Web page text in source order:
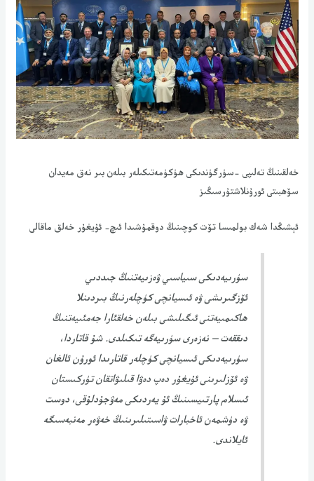
خەلقىنىڭ تەلىپى -سۈرگۈندىكى ھۈكۈمەتىكىلەر بىلەن بىر نەق مەيدان
سۆھبىتى ئورۇنلاشتۇرسىڭىز
ئېشىڭدا شەك بولمىسا تۆت كوچىنىڭ دوقمۇشىدا ئىچ- ئۇيغۇر خەلق ماقالى
سۈرىيەدىكى سىياسىي ۋەزىيەتنىڭ جىددىي
ئۆزگىرىشى ۋە ئىسيانچى كۈچلەرنىڭ بىردىنلا
ھاكىمىيەتنى ئىگىلىشى بىلەن خەلقئارا جەمئىيەتنىڭ
دىققەت – نەزەرى سۈرىيەگە تىكىلدى. شۇ قاتاردا،
سۈرىيەدىكى ئىسيانچى كۈچلەر قاتارىدا ئورۇن ئالغان
ۋە ئۆزلىرىنى ئۇيغۇر دەپ دەۋا قىلىۋاتقان تۈركىستان
ئىسلام پارتىيسىنىڭ ئۇ يەردىكى مەۋجۇدلۇقى، دوست
ۋە دۈشمەن ئاخبارات ۋاسىتىلىرىنىڭ خەۋەر مەنبەسىگە
ئايلاندى.